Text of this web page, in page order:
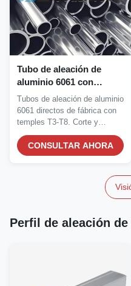
Tubo de aleación de
aluminio 6061 con
temperatura T3-T8 para
flexibilidad
personalizada y alta
resistencia a la corrosión
Tubos de aleación de aluminio
6061 directos de fábrica con
temples T3-T8. Corte y
doblado...
CONSULTAR AHORA
Perfil de aleación